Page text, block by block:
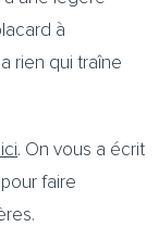
à
rien qui traîne
. On vous a écrit
faire